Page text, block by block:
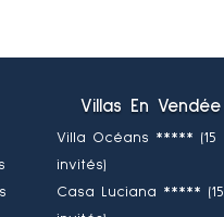
Villas En Vendée
Villa Océans ***** (15
invités)
Casa Luciana ***** (15